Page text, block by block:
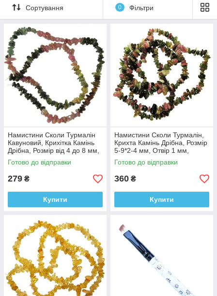
Сортування 0 Фільтри
Намистини Сколи Турмалін
Кавуновий, Крихітка Камінь
Дрібна, Розмір від 4 до 8 мм,
Рукоділля
Готово до відправки
279 ₴
Купити
Намистини Сколи Турмалін,
Крихта Камінь Дрібна, Розмір
5-9*2-4 мм, Отвір 1 мм,
близько 80 см нитку
Готово до відправки
360 ₴
Купити